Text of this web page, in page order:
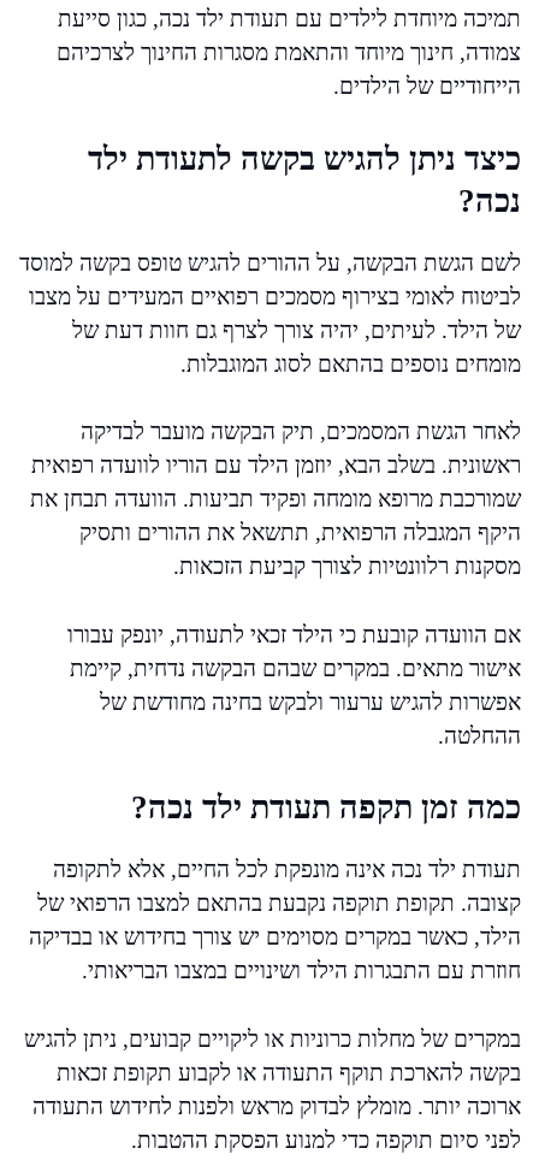
תמיכה מיוחדת לילדים עם תעודת ילד נכה, כגון סייעת
צמודה, חינוך מיוחד והתאמת מסגרות החינוך לצרכיהם
הייחודיים של הילדים.
כיצד ניתן להגיש בקשה לתעודת ילד
נכה?
לשם הגשת הבקשה, על ההורים להגיש טופס בקשה למוסד
לביטוח לאומי בצירוף מסמכים רפואיים המעידים על מצבו
של הילד. לעיתים, יהיה צורך לצרף גם חוות דעת של
מומחים נוספים בהתאם לסוג המוגבלות.
לאחר הגשת המסמכים, תיק הבקשה מועבר לבדיקה
ראשונית. בשלב הבא, יוזמן הילד עם הוריו לוועדה רפואית
שמורכבת מרופא מומחה ופקיד תביעות. הוועדה תבחן את
היקף המגבלה הרפואית, תתשאל את ההורים ותסיק
מסקנות רלוונטיות לצורך קביעת הזכאות.
אם הוועדה קובעת כי הילד זכאי לתעודה, יונפק עבורו
אישור מתאים. במקרים שבהם הבקשה נדחית, קיימת
אפשרות להגיש ערעור ולבקש בחינה מחודשת של
ההחלטה.
כמה זמן תקפה תעודת ילד נכה?
תעודת ילד נכה אינה מונפקת לכל החיים, אלא לתקופה
קצובה. תקופת תוקפה נקבעת בהתאם למצבו הרפואי של
הילד, כאשר במקרים מסוימים יש צורך בחידוש או בבדיקה
חוזרת עם התבגרות הילד ושינויים במצבו הבריאותי.
במקרים של מחלות כרוניות או ליקויים קבועים, ניתן להגיש
בקשה להארכת תוקף התעודה או לקבוע תקופת זכאות
ארוכה יותר. מומלץ לבדוק מראש ולפנות לחידוש התעודה
לפני סיום תוקפה כדי למנוע הפסקת ההטבות.